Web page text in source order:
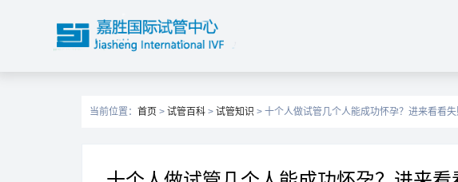
当前位置： 首页 > 试管百科 > 试管知识 > 十个人做试管几个人能成功怀孕？进来看看失